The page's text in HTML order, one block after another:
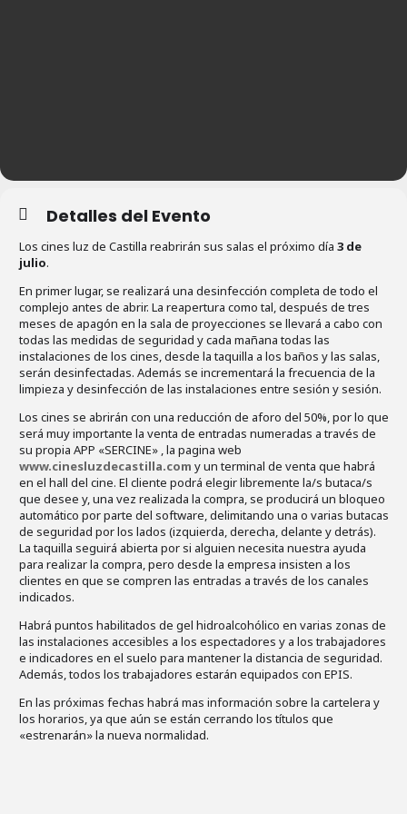
Detalles del Evento
Los cines luz de Castilla reabrirán sus salas el próximo día 3 de
julio.
En primer lugar, se realizará una desinfección completa de todo el
complejo antes de abrir. La reapertura como tal, después de tres
meses de apagón en la sala de proyecciones se llevará a cabo con
todas las medidas de seguridad y cada mañana todas las
instalaciones de los cines, desde la taquilla a los baños y las salas,
serán desinfectadas. Además se incrementará la frecuencia de la
limpieza y desinfección de las instalaciones entre sesión y sesión.
Los cines se abrirán con una reducción de aforo del 50%, por lo que
será muy importante la venta de entradas numeradas a través de
su propia APP «SERCINE» , la pagina web
www.cinesluzdecastilla.com y un terminal de venta que habrá
en el hall del cine. El cliente podrá elegir libremente la/s butaca/s
que desee y, una vez realizada la compra, se producirá un bloqueo
automático por parte del software, delimitando una o varias butacas
de seguridad por los lados (izquierda, derecha, delante y detrás).
La taquilla seguirá abierta por si alguien necesita nuestra ayuda
para realizar la compra, pero desde la empresa insisten a los
clientes en que se compren las entradas a través de los canales
indicados.
Habrá puntos habilitados de gel hidroalcohólico en varias zonas de
las instalaciones accesibles a los espectadores y a los trabajadores
e indicadores en el suelo para mantener la distancia de seguridad.
Además, todos los trabajadores estarán equipados con EPIS.
En las próximas fechas habrá mas información sobre la cartelera y
los horarios, ya que aún se están cerrando los títulos que
«estrenarán» la nueva normalidad.